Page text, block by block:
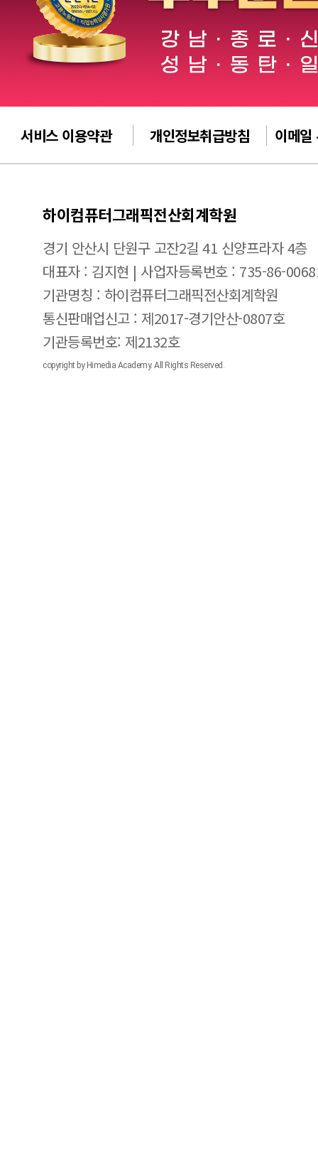
서비스 이용약관 개인정보취급방침 이메일
하이컴퓨터그래픽전산회계학원
경기 안산시 단원구 고잔2길 41 신양프라자 4층
대표자 : 김지현 | 사업자등록번호 : 735-86-
기관명칭 : 하이컴퓨터그래픽전산회계학원
통신판매업신고 : 제2017-경기안산-0807호
기관등록번호: 제2132호
copyright by Himedia Academy. All Rights Reserved.